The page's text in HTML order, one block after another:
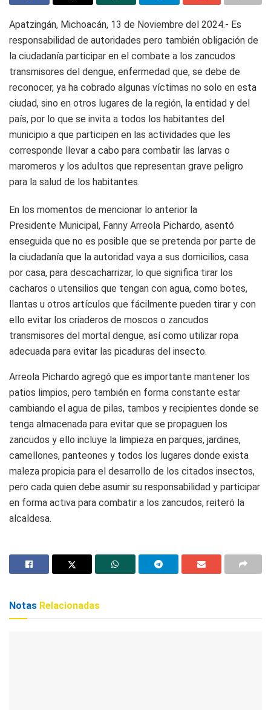
Apatzingán, Michoacán, 13 de Noviembre del 2024.- Es
responsabilidad de autoridades pero también obligación de
la ciudadanía participar en el combate a los zancudos
transmisores del dengue, enfermedad que, se debe de
reconocer, ya ha cobrado algunas víctimas no solo en esta
ciudad, sino en otros lugares de la región, la entidad y del
país, por lo que se invita a todos los habitantes del
municipio a que participen en las actividades que les
corresponde llevar a cabo para combatir las larvas o
maromeros y los adultos que representan grave peligro
para la salud de los habitantes.
En los momentos de mencionar lo anterior la
Presidente Municipal, Fanny Arreola Pichardo, asentó
enseguida que no es posible que se pretenda por parte de
la ciudadanía que la autoridad vaya a sus domicilios, casa
por casa, para descacharrizar, lo que significa tirar los
cacharos o utensilios que tengan con agua, como botes,
llantas u otros artículos que fácilmente pueden tirar y con
ello evitar los criaderos de moscos o zancudos
transmisores del mortal dengue, así como utilizar ropa
adecuada para evitar las picaduras del insecto.
Arreola Pichardo agregó que es importante mantener los
patios limpios, pero también en forma constante estar
cambiando el agua de pilas, tambos y recipientes donde se
tenga almacenada para evitar que se propaguen los
zancudos y ello incluye la limpieza en parques, jardines,
camellones, panteones y todos los lugares donde exista
maleza propicia para el desarrollo de los citados insectos,
pero cada quien debe asumir su responsabilidad y participar
en forma activa para combatir a los zancudos, reiteró la
alcaldesa.
Notas Relacionadas